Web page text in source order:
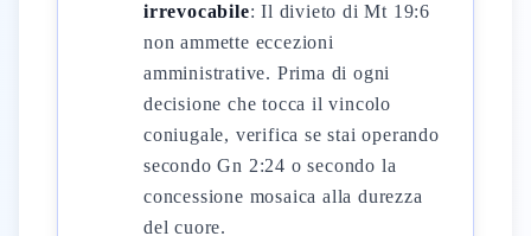
irrevocabile: Il divieto di Mt 19:6
non ammette eccezioni
amministrative. Prima di ogni
decisione che tocca il vincolo
coniugale, verifica se stai operando
secondo Gn 2:24 o secondo la
concessione mosaica alla durezza
del cuore.